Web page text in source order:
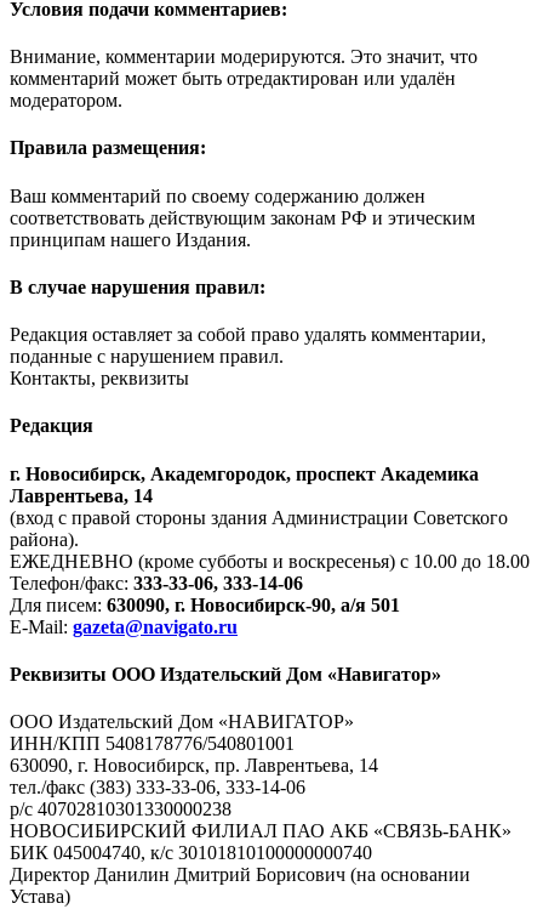
Условия подачи комментариев:
Внимание, комментарии модерируются. Это значит, что
комментарий может быть отредактирован или удалён
модератором.
Правила размещения:
Ваш комментарий по своему содержанию должен
соответствовать действующим законам РФ и этическим
принципам нашего Издания.
В случае нарушения правил:
Редакция оставляет за собой право удалять комментарии,
поданные с нарушением правил.
Контакты, реквизиты
Редакция
г. Новосибирск, Академгородок, проспект Академика
Лаврентьева, 14
(вход с правой стороны здания Администрации Советского
района).
ЕЖЕДНЕВНО (кроме субботы и воскресенья) с 10.00 до 18.00
Телефон/факс: 333-33-06, 333-14-06
Для писем: 630090, г. Новосибирск-90, а/я 501
E-Mail: gazeta@navigato.ru
Реквизиты ООО Издательский Дом «Навигатор»
ООО Издательский Дом «НАВИГАТОР»
ИНН/КПП 5408178776/540801001
630090, г. Новосибирск, пр. Лаврентьева, 14
тел./факс (383) 333-33-06, 333-14-06
р/с 40702810301330000238
НОВОСИБИРСКИЙ ФИЛИАЛ ПАО АКБ «СВЯЗЬ-БАНК»
БИК 045004740, к/с 30101810100000000740
Директор Данилин Дмитрий Борисович (на основании
Устава)